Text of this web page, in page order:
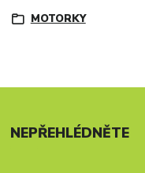
MOTORKY
NEPŘEHLÉDNĚTE